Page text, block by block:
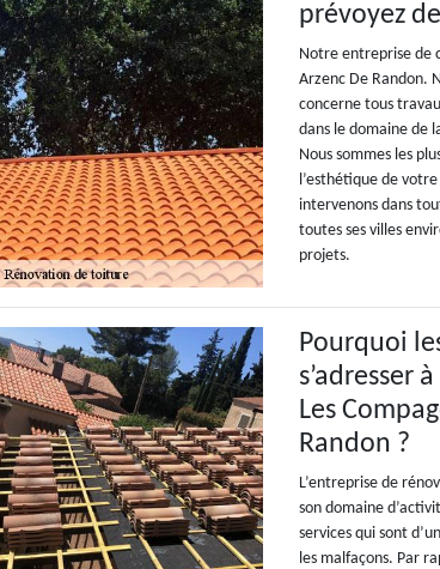
prévoyez
Notre entreprise de
Arzenc De Randon.
concerne tous
dans le domaine de
Nous sommes les
l’esthétique de
intervenons dans
toutes ses villes
projets.
Pourquoi
s’adresser
Les
Randon ?
L’entreprise de
son domaine
services qui sont
les malfaçons. Par